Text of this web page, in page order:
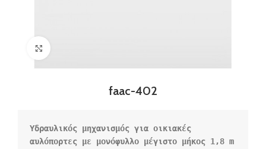
faac-402
Υδραυλικός μηχανισμός για οικιακές
αυλόπορτες με μονόφυλλο μέγιστο μήκος 1,8 m